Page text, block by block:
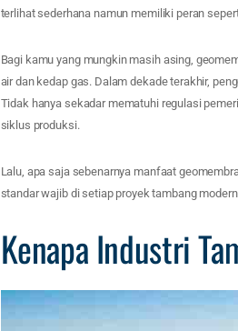
terlihat sederhana namun memiliki peran
Bagi kamu yang mungkin masih asing,
air dan kedap gas. Dalam dekade terakhir,
Tidak hanya sekadar mematuhi regulasi
siklus produksi.
Lalu, apa saja sebenarnya manfaat
standar wajib di setiap proyek tambang
Kenapa Industri